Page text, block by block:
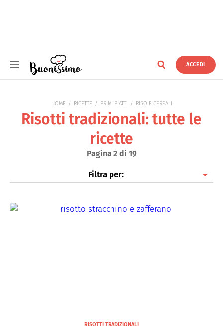
ACCEDI
HOME RICETTE PRIMI PIATTI RISO E CEREALI
Risotti tradizionali: tutte le
ricette
Pagina 2 di 19
Filtra per:
Risotti con pesce
RISOTTI TRADIZIONALI